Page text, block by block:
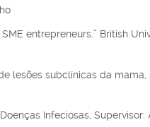
entrepreneurs.” British
lesões subclínicas da mama,
Infeciosas, Supervisor: